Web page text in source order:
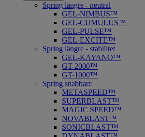
Spring längre - neutral
​GEL-NIMBUS™
GEL-CUMULUS™
GEL-PULSE™
GEL-EXCITE™
Spring längre - stabilitet
GEL-KAYANO™
GT-2000™
GT-1000™
Spring snabbare
METASPEED™
SUPERBLAST™
MAGIC SPEED™
NOVABLAST™
SONICBLAST™